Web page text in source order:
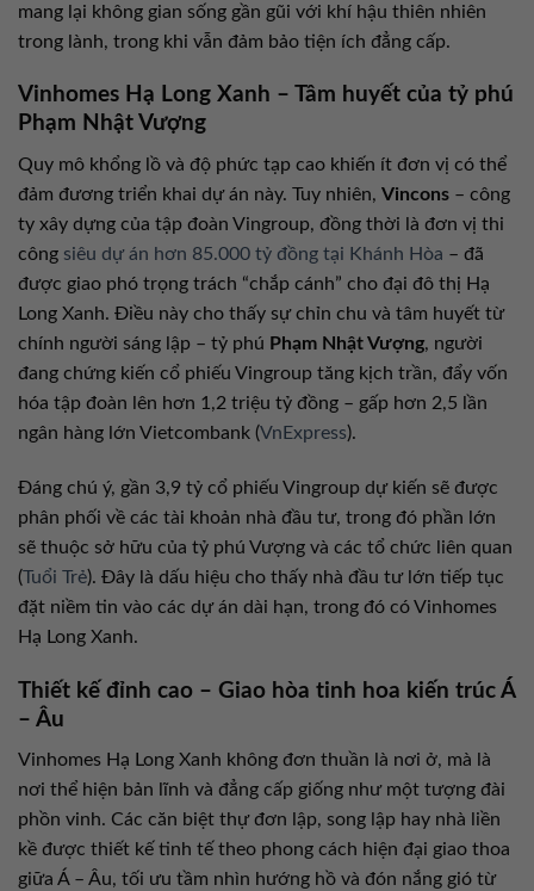
mang lại không gian sống gần gũi với khí hậu thiên nhiên
trong lành, trong khi vẫn đảm bảo tiện ích đẳng cấp.
Vinhomes Hạ Long Xanh – Tâm huyết của tỷ phú
Phạm Nhật Vượng
Quy mô khổng lồ và độ phức tạp cao khiến ít đơn vị có thể
đảm đương triển khai dự án này. Tuy nhiên, Vincons – công
ty xây dựng của tập đoàn Vingroup, đồng thời là đơn vị thi
công siêu dự án hơn 85.000 tỷ đồng tại Khánh Hòa – đã
được giao phó trọng trách “chắp cánh” cho đại đô thị Hạ
Long Xanh. Điều này cho thấy sự chỉn chu và tâm huyết từ
chính người sáng lập – tỷ phú Phạm Nhật Vượng, người
đang chứng kiến cổ phiếu Vingroup tăng kịch trần, đẩy vốn
hóa tập đoàn lên hơn 1,2 triệu tỷ đồng – gấp hơn 2,5 lần
ngân hàng lớn Vietcombank (VnExpress).
Đáng chú ý, gần 3,9 tỷ cổ phiếu Vingroup dự kiến sẽ được
phân phối về các tài khoản nhà đầu tư, trong đó phần lớn
sẽ thuộc sở hữu của tỷ phú Vượng và các tổ chức liên quan
(Tuổi Trẻ). Đây là dấu hiệu cho thấy nhà đầu tư lớn tiếp tục
đặt niềm tin vào các dự án dài hạn, trong đó có Vinhomes
Hạ Long Xanh.
Thiết kế đỉnh cao – Giao hòa tinh hoa kiến trúc Á
– Âu
Vinhomes Hạ Long Xanh không đơn thuần là nơi ở, mà là
nơi thể hiện bản lĩnh và đẳng cấp giống như một tượng đài
phồn vinh. Các căn biệt thự đơn lập, song lập hay nhà liền
kề được thiết kế tinh tế theo phong cách hiện đại giao thoa
giữa Á – Âu, tối ưu tầm nhìn hướng hồ và đón nắng gió từ